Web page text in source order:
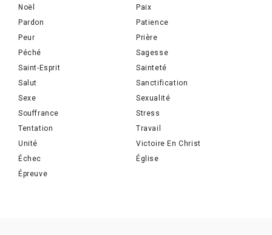
Noël
Paix
Pardon
Patience
Peur
Prière
Péché
Sagesse
Saint-Esprit
Sainteté
Salut
Sanctification
Sexe
Sexualité
Souffrance
Stress
Tentation
Travail
Unité
Victoire En Christ
Échec
Église
Épreuve